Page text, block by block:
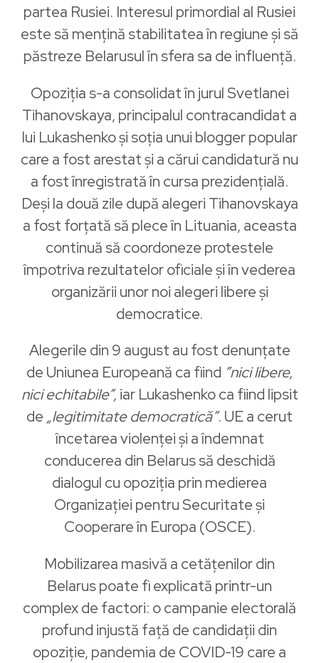
partea Rusiei. Interesul primordial al Rusiei
este să mențină stabilitatea în regiune și să
păstreze Belarusul în sfera sa de influență.
Opoziția s-a consolidat în jurul Svetlanei
Tihanovskaya, principalul contracandidat a
lui Lukashenko și soția unui blogger popular
care a fost arestat și a cărui candidatură nu
a fost înregistrată în cursa prezidențială.
Deși la două zile după alegeri Tihanovskaya
a fost forțată să plece în Lituania, aceasta
continuă să coordoneze protestele
împotriva rezultatelor oficiale și în vederea
organizării unor noi alegeri libere și
democratice.
Alegerile din 9 august au fost denunțate
de Uniunea Europeană ca fiind ”nici libere,
nici echitabile”, iar Lukashenko ca fiind lipsit
de „legitimitate democratică”. UE a cerut
încetarea violenței și a îndemnat
conducerea din Belarus să deschidă
dialogul cu opoziția prin medierea
Organizației pentru Securitate și
Cooperare în Europa (OSCE).
Mobilizarea masivă a cetățenilor din
Belarus poate fi explicată printr-un
complex de factori: o campanie electorală
profund injustă față de candidații din
opoziție, pandemia de COVID-19 care a